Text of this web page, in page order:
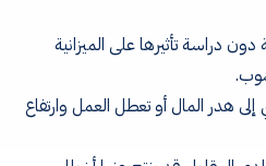
دون دراسة تأثيرها على الميزانية
إلى هدر المال أو تعطل العمل وارتفاع